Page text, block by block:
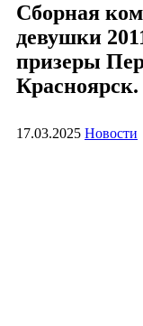
Сборная
девушки
призеры
Красноярск.
17.03.2025 Новости